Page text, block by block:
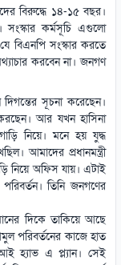
বিরুদ্ধে ১৪-১৫ বছর।
কর্মসূচি এগুলো
বিএনপি সংস্কার করতে
করবেন না। জনগণ
সূচনা করেছেন।
আর যখন হাসিনা
নিয়ে। মনে হয় যুদ্ধ
আমাদের প্রধানমন্ত্রী
নিয়ে অফিস যায়। এটাই
পরিবর্তন। তিনি জনগণের
দিকে তাকিয়ে আছে
পরিবর্তনের কাজে হাত
হ্যাভ এ প্ল্যান। সেই